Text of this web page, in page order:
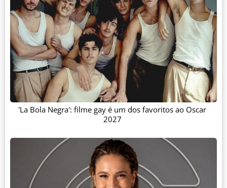
'La Bola Negra': filme gay é um dos favoritos ao Oscar
2027